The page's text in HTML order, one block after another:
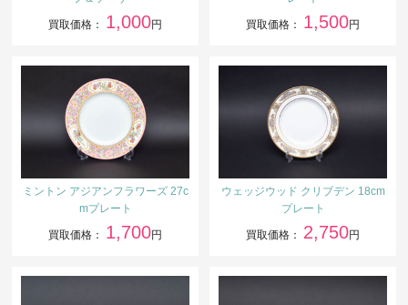
買取価格： 1,000円 買取価格： 1,500円
ミントン アジアンフラワーズ 27c
mプレート
買取価格： 1,700円
ウェッジウッド クリブデン 18cm
プレート
買取価格： 2,750円